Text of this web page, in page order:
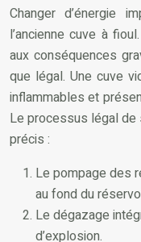
Changer d’énergie
l’ancienne cuve à
aux conséquences
que légal. Une cuve
inflammables et
Le processus légal de
précis :
Le pompage des
au fond du
Le dégazage
d’explosion.